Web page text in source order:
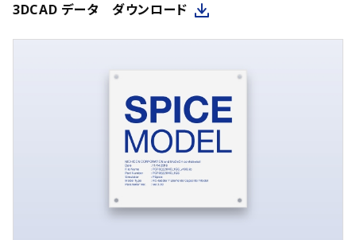
3DCAD データ ダウンロード